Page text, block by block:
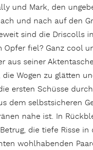
und Mark, den
und nach auf den
sind die Driscolls
fiel? Ganz cool
aus seiner
Wogen zu glätten
ersten Schüsse
dem selbstsicheren
nahe ist. In
die tiefe Risse
wohlhabenden